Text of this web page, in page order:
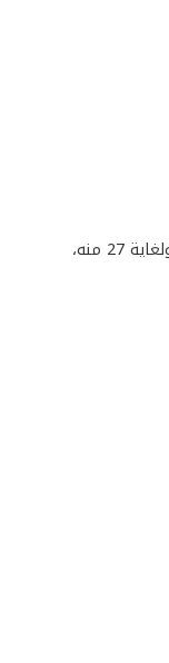
أقيمت في مجمع الرئيس العماد إميل لحود الرياضي العسكري - مار روكز، بطولة الجيش في لعبة الشطرنج وذلك اعتبارًا من 25/1/2012 ولغاية 27 منه،